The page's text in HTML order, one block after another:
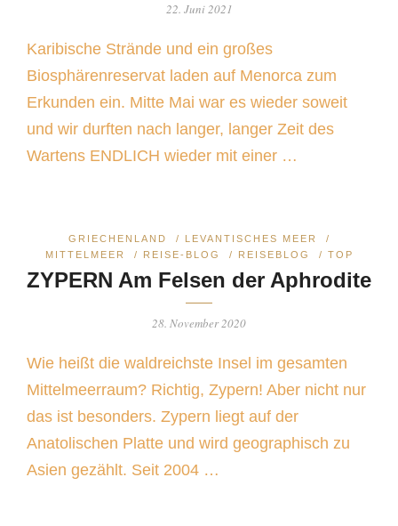
22. Juni 2021
Karibische Strände und ein großes
Biosphärenreservat laden auf Menorca zum
Erkunden ein. Mitte Mai war es wieder soweit
und wir durften nach langer, langer Zeit des
Wartens ENDLICH wieder mit einer …
GRIECHENLAND / LEVANTISCHES MEER
/
MITTELMEER
/ REISE-BLOG / REISEBLOG / TOP
ZYPERN Am Felsen der Aphrodite
28. November 2020
Wie heißt die waldreichste Insel im gesamten
Mittelmeerraum? Richtig, Zypern! Aber nicht nur
das ist besonders. Zypern liegt auf der
Anatolischen Platte und wird geographisch zu
Asien gezählt. Seit 2004 …